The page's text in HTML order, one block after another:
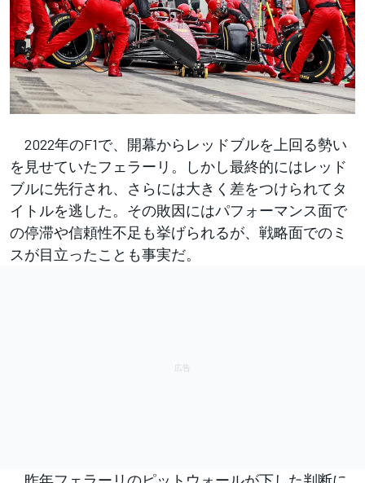
2022年のF1で、開幕からレッドブルを上回る勢い
を見せていたフェラーリ。しかし最終的にはレッド
ブルに先行され、さらには大きく差をつけられてタ
イトルを逃した。その敗因にはパフォーマンス面で
の停滞や信頼性不足も挙げられるが、戦略面でのミ
スが目立ったことも事実だ。